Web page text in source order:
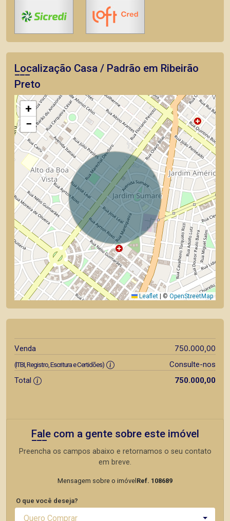
Localização Casa / Padrão em Ribeirão
Preto
+
−
Leaflet © OpenStreetMap
Venda 750.000,00
(ITBI, Registro, Escritura e Certidões)
Consulte-nos
Total
750.000,00
Fale com a gente sobre este imóvel
Preencha os campos abaixo e retornamos o seu contato
em breve.
Mensagem sobre o imóvel Ref. 108689
O que você deseja?
Quero Comprar